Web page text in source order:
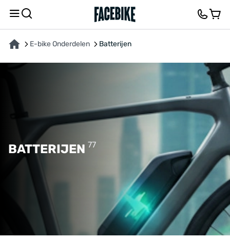
E-bike Onderdelen Batterijen
BATTERIJEN 77